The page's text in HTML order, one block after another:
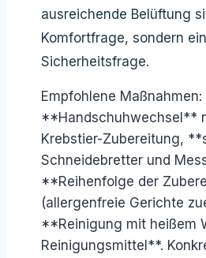
ausreichende Belüftung
Komfortfrage, sondern
Sicherheitsfrage.
Empfohlene Maßnahmen:
**Handschuhwechsel**
Krebstier-Zubereitung,
Schneidebretter und
**Reihenfolge der
(allergenfreie Gerichte
**Reinigung mit heißem
Reinigungsmittel**.